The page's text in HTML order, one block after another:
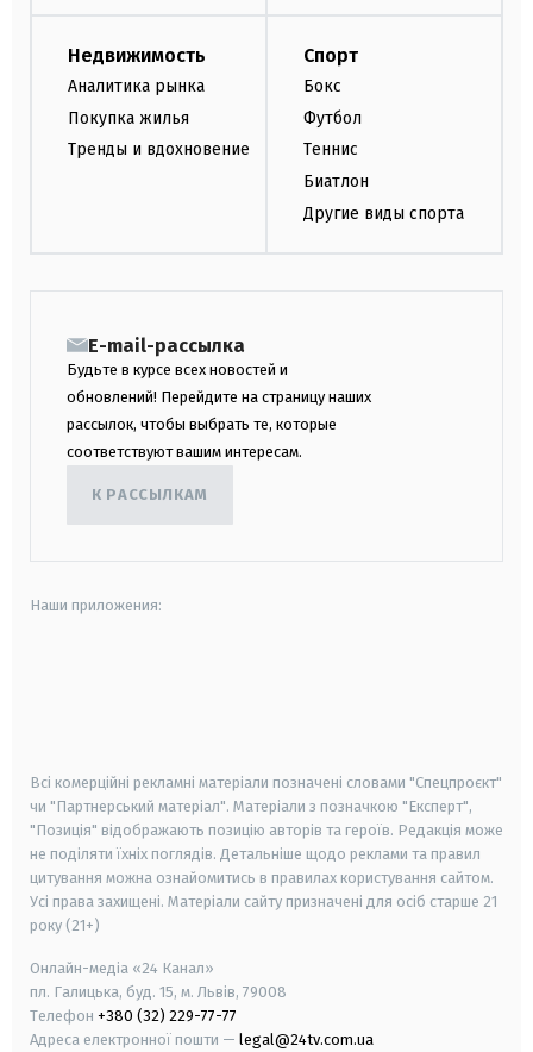
Недвижимость
Аналитика рынка
Покупка жилья
Тренды и вдохновение
Спорт
Бокс
Футбол
Теннис
Биатлон
Другие виды спорта
E-mail-рассылка
Будьте в курсе всех новостей и
обновлений! Перейдите на страницу наших
рассылок, чтобы выбрать те, которые
соответствуют вашим интересам.
К РАССЫЛКАМ
Наши приложения:
Всі комерційні рекламні матеріали позначені словами "Спецпроєкт"
чи "Партнерський матеріал". Матеріали з позначкою "Експерт",
"Позиція" відображають позицію авторів та героїв. Редакція може
не поділяти їхніх поглядів. Детальніше щодо реклами та правил
цитування можна ознайомитись в правилах користування сайтом.
Усі права захищені. Матеріали сайту призначені для осіб старше 21
року (21+)
Онлайн-медіа «24 Канал»
пл. Галицька, буд. 15, м. Львів, 79008
Телефон +380 (32) 229-77-77
Адреса електронної пошти — legal@24tv.com.ua